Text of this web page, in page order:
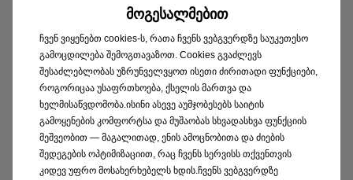
Exterior Dimensions: Overall length 4,151 mm, height
unladen 1,534 mm, width 1,987 mm
Luggage-/loadspace volume: 310-1,060 l
Driving experience: 150 km/h top speed, 342 km
(WLTP)* range without recharging
ᲛᲝᲒᲔᲡᲐᲚᲛᲔᲑᲘᲗ
ჩვენ ვიყენებთ cookies-ს, რათა ჩვენს ვებგვერდზე საუკეთესო
გამოცდილება შემოგთავაზოთ. Cookies გვაძლევს
შესაძლებლობას უზრუნველვყოთ ისეთი ძირითადი ფუნქციები,
როგორიცაა უსაფრთხოება, ქსელის მართვა და
ხელმისაწვდომობა.ისინი ასევე აუმჯობესებს საიტის
გამოყენების კომფორტსა და მუშაობას სხვადასხვა ფუნქციის
მეშვეობით — მაგალითად, ენის ამოცნობითა და ძიების
შედეგების ოპტიმიზაციით, რაც ჩვენს სერვისს თქვენთვის
კიდევ უფრო მოსახერხებელს ხდის.ჩვენს ვებგვერდზე